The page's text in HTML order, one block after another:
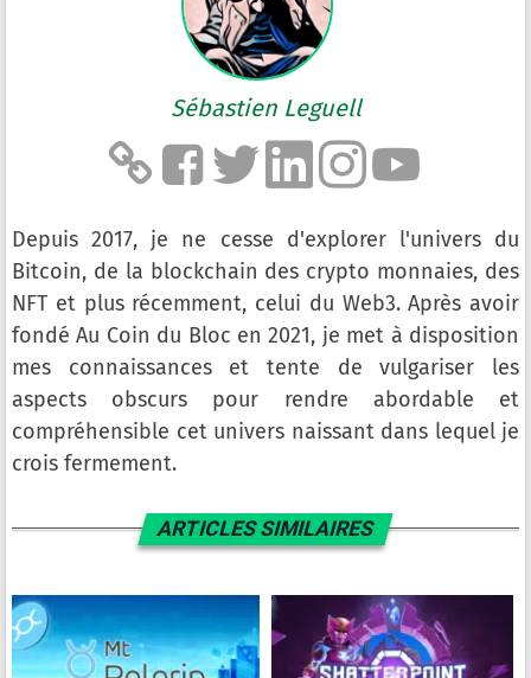
Sébastien Leguell
Depuis 2017, je ne cesse d'explorer l'univers du
Bitcoin, de la blockchain des crypto monnaies, des
NFT et plus récemment, celui du Web3. Après avoir
fondé Au Coin du Bloc en 2021, je met à disposition
mes connaissances et tente de vulgariser les
aspects obscurs pour rendre abordable et
compréhensible cet univers naissant dans lequel je
crois fermement.
ARTICLES SIMILAIRES